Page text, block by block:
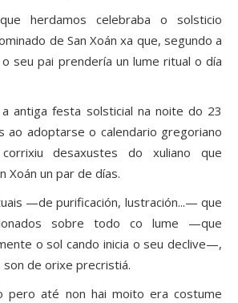
herdamos celebraba o solsticio
de San Xoán xa que, segundo a
seu pai prendería un lume ritual o día
antiga festa solsticial na noite do 23
ao adoptarse o calendario gregoriano
desaxustes do xuliano que
Xoán un par de días.
—de purificación, lustración...— que
sobre todo co lume —que
o sol cando inicia o seu declive—,
son de orixe precristiá.
pero até non hai moito era costume